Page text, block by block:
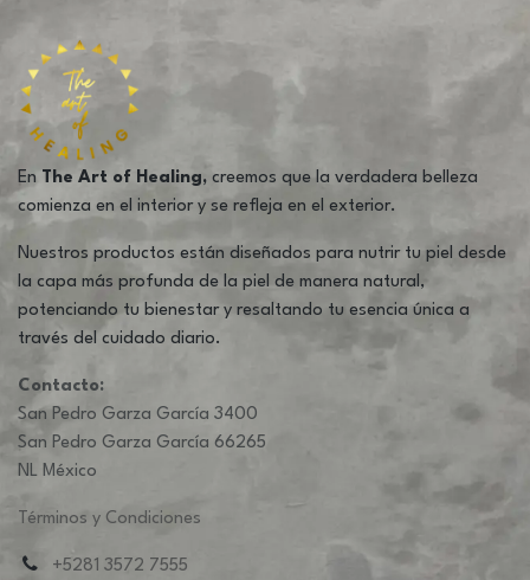
En The Art of Healing, creemos que la verdadera belleza
comienza en el interior y se refleja en el exterior.
Nuestros productos están diseñados para nutrir tu piel desde
la capa más profunda de la piel de manera natural,
potenciando tu bienestar y resaltando tu esencia única a
través del cuidado diario.
Contacto:
San Pedro Garza García 3400
San Pedro Garza García 66265
NL México
Términos y Condiciones
+5281 3572 7555